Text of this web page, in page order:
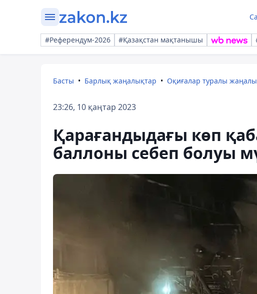
#Референдум-2026 #Қазақстан мақтанышы
Басты Барлық жаңалықтар Оқиғалар туралы
23:26, 10 қаңтар 2023
Қарағандыдағы көп
баллоны себеп болуы